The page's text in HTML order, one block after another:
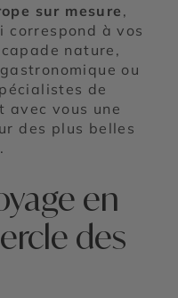
sur mesure,
correspond à vos
nature,
ou
de
avec vous une
des plus belles
en
des